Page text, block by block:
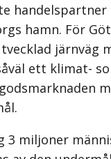
hamn. För
ett
miljoner